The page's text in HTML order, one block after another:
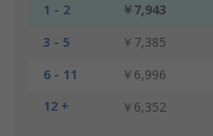
1 - 2 ￥7,943
3 - 5
￥7,385
6 - 11
￥6,996
12 +
￥6,352